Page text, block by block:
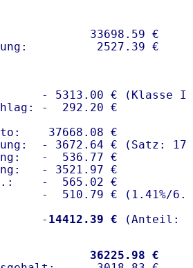
33698.59 €
- 5313.00 € (Klasse I)
-  292.20 €
37668.08 €
- 3672.64 € (Satz:
-  536.77 €
- 3521.97 €
-  565.02 €
-  510.79 € ( 1.41%/
- 14412.39 €
36225.98 €